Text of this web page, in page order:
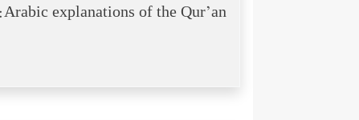
Arabic explanations of the Qur’an: